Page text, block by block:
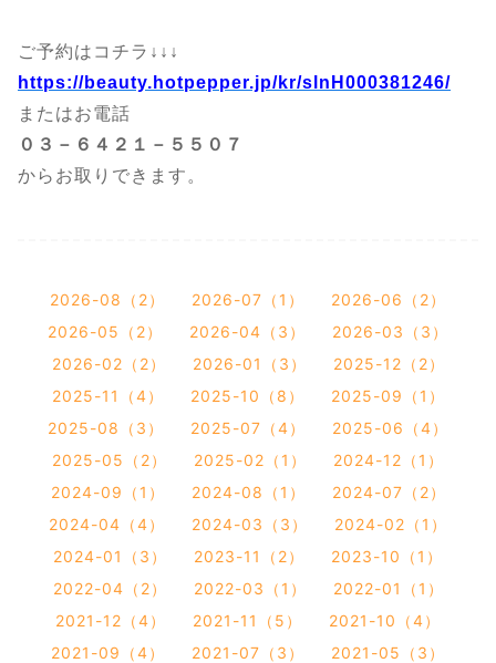
ご予約はコチラ↓↓↓
https://beauty.hotpepper.jp/kr/slnH000381246/
またはお電話
０３－６４２１－５５０７
からお取りできます。
2026-08（2） 2026-07（1）
2026-06（2）
2026-05（2）
2026-04（3）
2026-03（3）
2026-02（2）
2026-01（3）
2025-12（2）
2025-11（4）
2025-10（8）
2025-09（1）
2025-08（3）
2025-07（4）
2025-06（4）
2025-05（2）
2025-02（1）
2024-12（1）
2024-09（1）
2024-08（1）
2024-07（2）
2024-04（4）
2024-03（3）
2024-02（1）
2024-01（3）
2023-11（2）
2023-10（1）
2022-04（2）
2022-03（1）
2022-01（1）
2021-12（4）
2021-11（5）
2021-10（4）
2021-09（4）
2021-07（3）
2021-05（3）